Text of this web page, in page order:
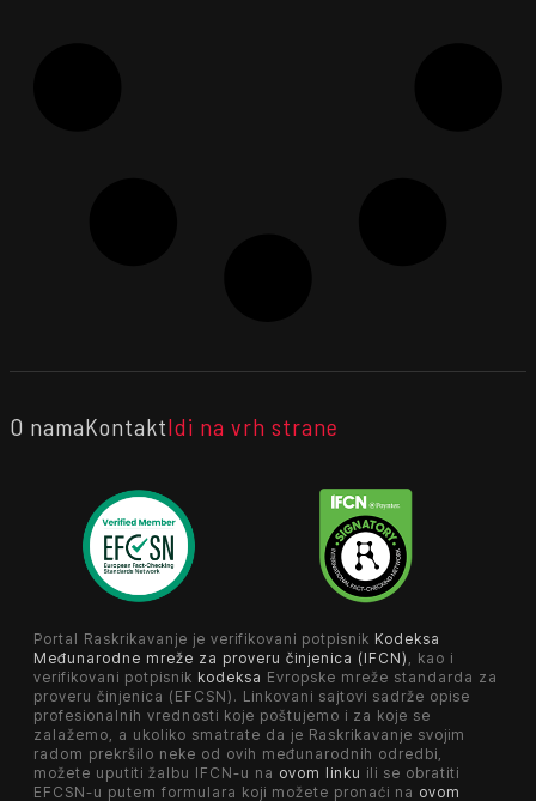
O namaKontaktIdi na vrh strane
Portal Raskrikavanje je verifikovani potpisnik Kodeksa
Međunarodne mreže za proveru činjenica (IFCN) , kao i
verifikovani potpisnik kodeksa Evropske mreže standarda za
proveru činjenica (EFCSN). Linkovani sajtovi sadrže opise
profesionalnih vrednosti koje poštujemo i za koje se
zalažemo, a ukoliko smatrate da je Raskrikavanje svojim
radom prekršilo neke od ovih međunarodnih odredbi,
možete uputiti žalbu IFCN-u na ovom linku ili se obratiti
EFCSN-u putem formulara koji možete pronaći na ovom